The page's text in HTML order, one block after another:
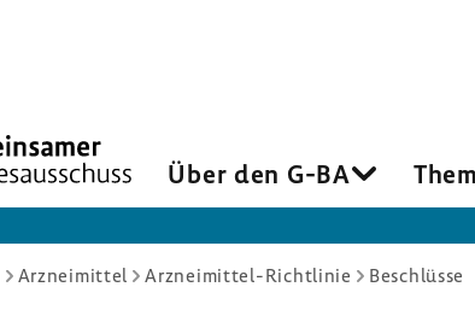
Über den G-BA
Arzneimittel Arzneimittel-Richtlinie Beschlüsse